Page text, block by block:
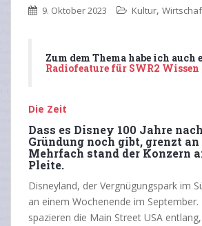
9. Oktober 2023 Kultur,
Zum dem Thema habe ich auch
Radiofeature für SWR2 Wissen
Die Zeit
Dass es Disney 100 Jahre
Gründung noch gibt, grenzt
Mehrfach stand der Konzern
Pleite.
Disneyland, der Vergnügungspark im
an einem Wochenende im September.
spazieren die Main Street USA